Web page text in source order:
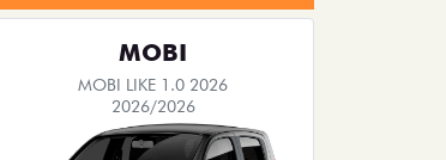
MOBI
MOBI LIKE 1.0 2026
2026/2026